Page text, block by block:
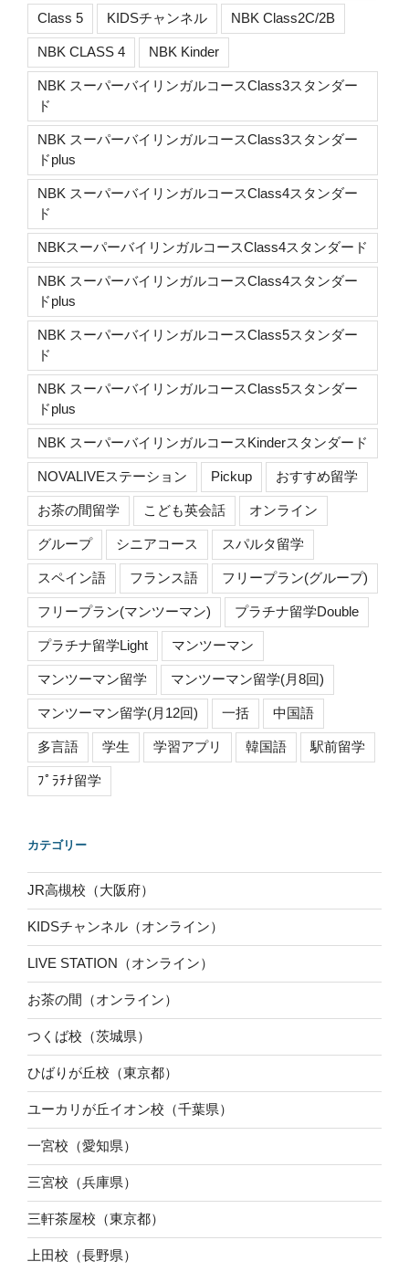
Class 5 KIDSチャンネル NBK Class2C/2B
NBK CLASS 4 NBK Kinder
NBK スーパーバイリンガルコースClass3スタンダー
ド
NBK スーパーバイリンガルコースClass3スタンダー
ドplus
NBK スーパーバイリンガルコースClass4スタンダー
ド
NBKスーパーバイリンガルコースClass4スタンダード
NBK スーパーバイリンガルコースClass4スタンダー
ドplus
NBK スーパーバイリンガルコースClass5スタンダー
ド
NBK スーパーバイリンガルコースClass5スタンダー
ドplus
NBK スーパーバイリンガルコースKinderスタンダード
NOVALIVEステーション Pickup おすすめ留学
お茶の間留学 こども英会話 オンライン
グループ シニアコース スパルタ留学
スペイン語 フランス語 フリープラン(グループ)
フリープラン(マンツーマン) プラチナ留学Double
プラチナ留学Light マンツーマン
マンツーマン留学 マンツーマン留学(月8回)
マンツーマン留学(月12回) 一括 中国語
多言語 学生 学習アプリ 韓国語 駅前留学
ﾌﾟﾗﾁﾅ留学
カテゴリー
JR高槻校（大阪府）
KIDSチャンネル（オンライン）
LIVE STATION（オンライン）
お茶の間（オンライン）
つくば校（茨城県）
ひばりが丘校（東京都）
ユーカリが丘イオン校（千葉県）
一宮校（愛知県）
三宮校（兵庫県）
三軒茶屋校（東京都）
上田校（長野県）